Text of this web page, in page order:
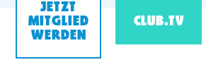
JETZT
MITGLIED
WERDEN
CLUB.TV